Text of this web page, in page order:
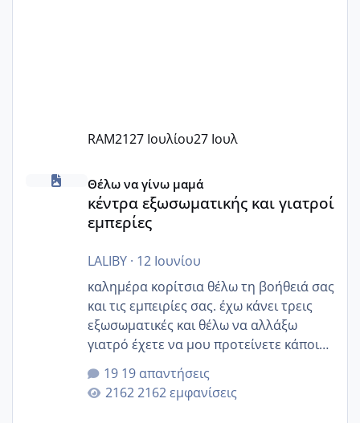
RAM2127 Ιουλίου27 Ιουλ
κέντρα εξωσωματικής και γιατροί εμπερίες
Θέλω να γίνω μαμά
κέντρα εξωσωματικής και γιατροί
εμπερίες
LALIBY· 12 Ιουνίου
καλημέρα κορίτσια θέλω τη βοήθειά σας
και τις εμπειρίες σας. έχω κάνει τρεις
εξωσωματικές και θέλω να αλλάξω
γιατρό έχετε να μου προτείνετε κάποιον
που μείνατε ευχαριστημένες και είχατε
επιιτυχία? έκανα στο υγεία με τον
ζερβομανωλάκη (δεν το εψαξε καθόλου
19 απαντήσεις
2162 εμφανίσεις